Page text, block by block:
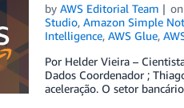
by AWS Editorial Team on
Studio, Amazon Simple
Intelligence, AWS Glue,
Por Helder Vieira –
Dados Coordenador ;
aceleração. O setor